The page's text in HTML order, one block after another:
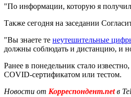
"По информации, которую я получил
Также сегодня на заседании
"Вы знаете те неутешительные
должны соблюдать и дистанцию, и
Ранее в понедельник стало известно,
COVID-сертификатом или тестом.
Новости от Корреспондент.netв